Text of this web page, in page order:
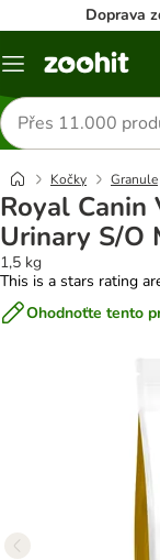
Doprava
Menu
Hledat
produkty
Kočky Granule
Royal Canin
Urinary S/O
1,5 kg
This is a stars rating
Ohodnoťte tento